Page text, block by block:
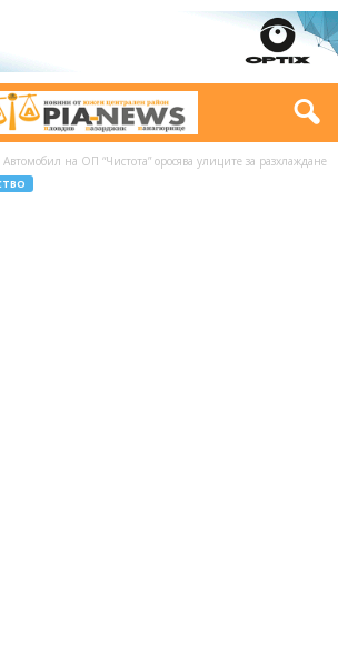
Автомобил на ОП “Чистота” оросява улиците за разхлаждане